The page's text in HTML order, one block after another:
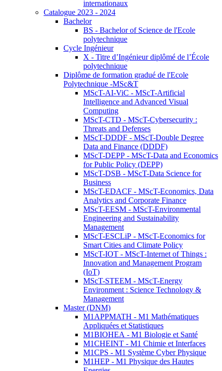
internationaux
Catalogue 2023 - 2024
Bachelor
BS - Bachelor of Science de l'Ecole
polytechnique
Cycle Ingénieur
X - Titre d’Ingénieur diplômé de l’École
polytechnique
Diplôme de formation gradué de l'Ecole
Polytechnique -MSc&T
MScT-AI-ViC - MScT-Artificial
Intelligence and Advanced Visual
Computing
MScT-CTD - MScT-Cybersecurity :
Threats and Defenses
MScT-DDDF - MScT-Double Degree
Data and Finance (DDDF)
MScT-DEPP - MScT-Data and Economics
for Public Policy (DEPP)
MScT-DSB - MScT-Data Science for
Business
MScT-EDACF - MScT-Economics, Data
Analytics and Corporate Finance
MScT-EESM - MScT-Environmental
Engineering and Sustainability
Management
MScT-ESCLiP - MScT-Economics for
Smart Cities and Climate Policy
MScT-IOT - MScT-Internet of Things :
Innovation and Management Program
(IoT)
MScT-STEEM - MScT-Energy
Environment : Science Technology &
Management
Master (DNM)
M1APPMATH - M1 Mathématiques
Appliquées et Statistiques
M1BIOHEA - M1 Biologie et Santé
M1CHEINT - M1 Chimie et Interfaces
M1CPS - M1 Système Cyber Physique
M1HEP - M1 Physique des Hautes